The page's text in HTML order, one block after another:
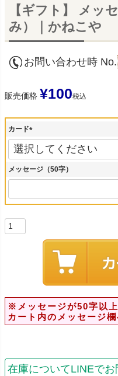
【ギフト】 メッ
み）｜かねこや
お問い合わせ時 No.
販売価格 ¥100税込
カード
(
必
メッセージ（50字）
※メッセージが50字以
カート内のメッセージ
在庫についてLINEで